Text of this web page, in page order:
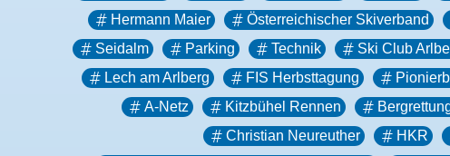
Hermann Maier
Österreichischer Skiverband
Seidalm
Parking Technik Ski Club
Lech am Arlberg
FIS Herbsttagung
A-Netz
Kitzbühel Rennen
Christian Neureuther
HKR